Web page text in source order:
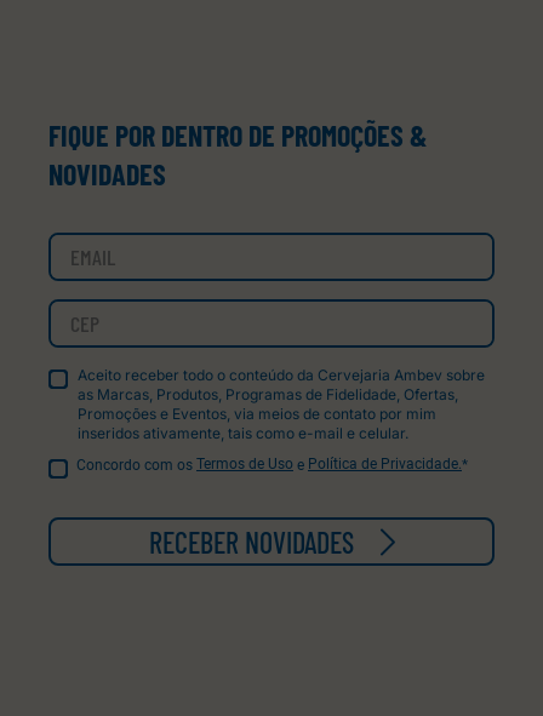
FIQUE POR DENTRO DE PROMOÇÕES &
NOVIDADES
Aceito receber todo o conteúdo da Cervejaria Ambev sobre
as Marcas, Produtos, Programas de Fidelidade, Ofertas,
Promoções e Eventos, via meios de contato por mim
inseridos ativamente, tais como e-mail e celular.
Concordo com os Termos de Uso e Política de Privacidade.*
RECEBER NOVIDADES